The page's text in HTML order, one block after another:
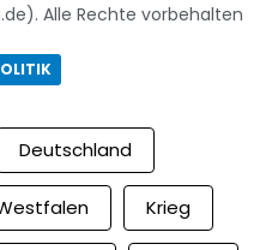
Alle Rechte vorbehalten
Deutschland
Krieg